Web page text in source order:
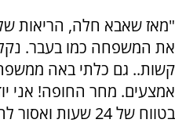
"מאז שאבא חלה, הריאות
את המשפחה כמו בעבר.
קשות.. גם כלתי באה
אמצעים. מחר החופה! אני
בטווח של 24 שעות